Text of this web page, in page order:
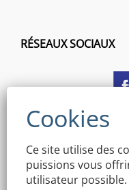
RÉSEAUX SOCIAUX
Ce site utilise des
puissions vous
utilisateur possible.